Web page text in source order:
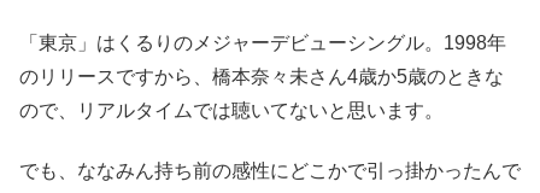
「東京」はくるりのメジャーデビューシングル。1998年
のリリースですから、橋本奈々未さん4歳か5歳のときな
ので、リアルタイムでは聴いてないと思います。
でも、ななみん持ち前の感性にどこかで引っ掛かったんで